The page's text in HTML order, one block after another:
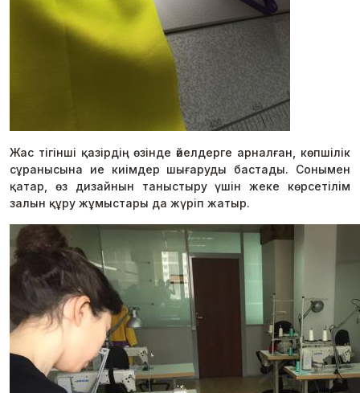
Жас тігінші қазірдің өзінде әйелдерге арналған, көпшілік
сұранысына ие киімдер шығаруды бастады. Сонымен
қатар, өз дизайнын таныстыру үшін жеке көрсетілім
залын құру жұмыстары да жүріп жатыр.